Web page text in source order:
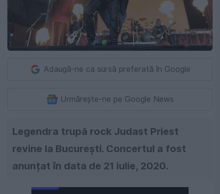
Adaugă-ne ca sursă preferată în Google
Urmărește-ne pe Google News
Legendra trupă rock Judast Priest
revine la București. Concertul a fost
anunțat în data de 21 iulie, 2020.